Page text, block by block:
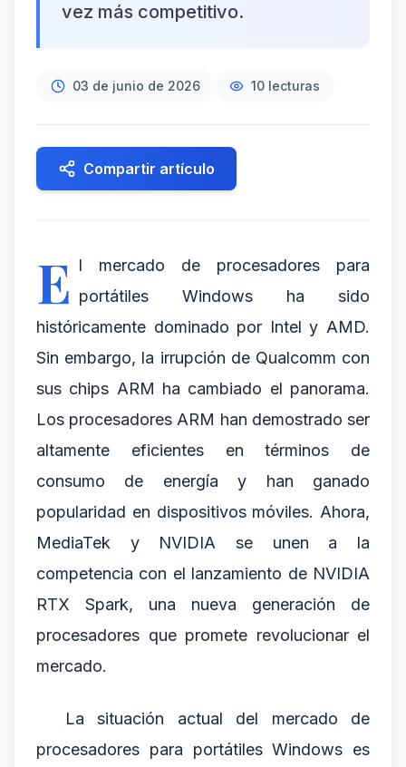
vez más competitivo.
03 de junio de 2026 10 lecturas
Compartir artículo
E l mercado de procesadores para
portátiles Windows ha sido
históricamente dominado por Intel y AMD.
Sin embargo, la irrupción de Qualcomm con
sus chips ARM ha cambiado el panorama.
Los procesadores ARM han demostrado ser
altamente eficientes en términos de
consumo de energía y han ganado
popularidad en dispositivos móviles. Ahora,
MediaTek y NVIDIA se unen a la
competencia con el lanzamiento de NVIDIA
RTX Spark, una nueva generación de
procesadores que promete revolucionar el
mercado.
La situación actual del mercado de
procesadores para portátiles Windows es